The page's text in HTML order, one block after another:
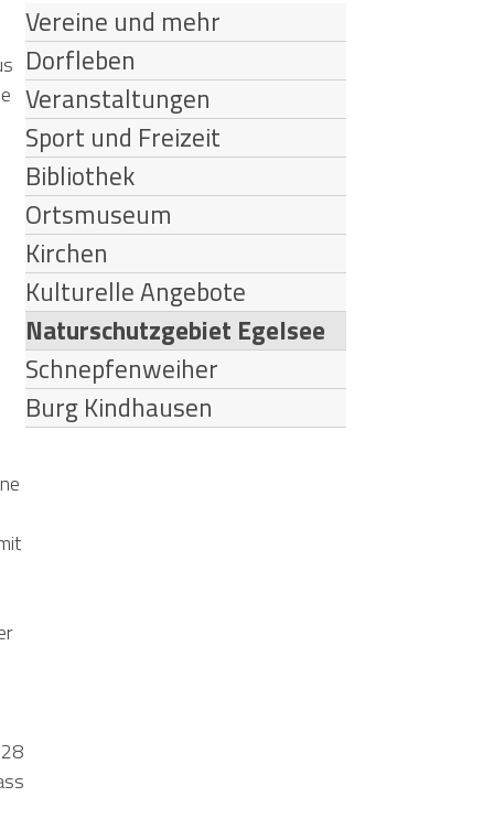
Vereine und mehr
Dorfleben
Veranstaltungen
Sport und Freizeit
Bibliothek
Ortsmuseum
Kirchen
Kulturelle Angebote
Naturschutzgebiet Egelsee
Schnepfenweiher
Burg Kindhausen